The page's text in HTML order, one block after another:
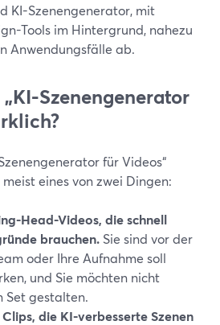
KI-Szenengenerator, mit
Tools im Hintergrund, nahezu
Anwendungsfälle ab.
Szenengenerator
für Videos“
eines von zwei Dingen:
Head-Videos, die schnell
brauchen. Sie sind vor der
oder Ihre Aufnahme soll
und Sie möchten nicht
Set gestalten.
die KI-verbesserte Szenen